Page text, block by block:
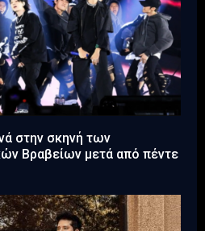
στην σκηνή των
Βραβείων μετά από πέντε